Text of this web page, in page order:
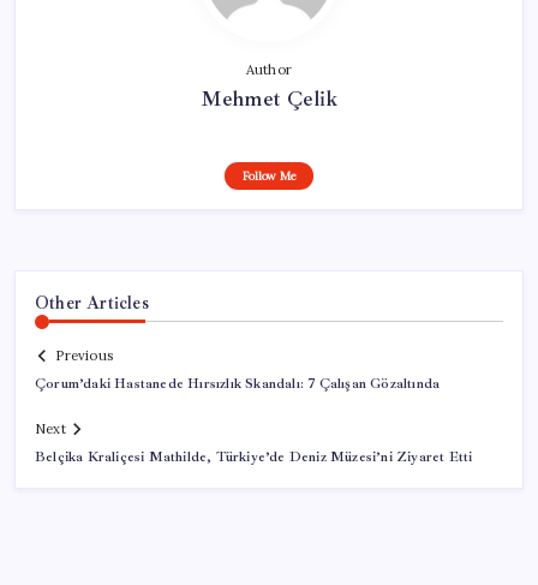
Author
Mehmet Çelik
Follow Me
Other Articles
Previous
Çorum’daki Hastanede Hırsızlık Skandalı: 7 Çalışan Gözaltında
Next
Belçika Kraliçesi Mathilde, Türkiye’de Deniz Müzesi’ni Ziyaret Etti